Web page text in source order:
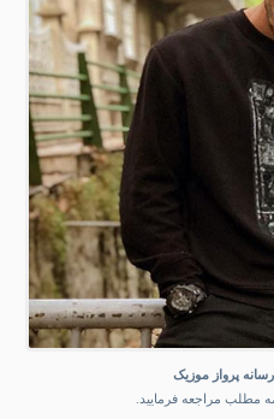
پرواز موزیک
مطلب مراجعه فرمایید.